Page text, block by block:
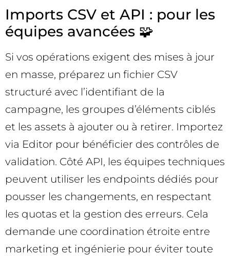
Imports CSV et API : pour les
équipes avancées 🧩
Si vos opérations exigent des mises à jour
en masse, préparez un fichier CSV
structuré avec l’identifiant de la
campagne, les groupes d’éléments ciblés
et les assets à ajouter ou à retirer. Importez
via Editor pour bénéficier des contrôles de
validation. Côté API, les équipes techniques
peuvent utiliser les endpoints dédiés pour
pousser les changements, en respectant
les quotas et la gestion des erreurs. Cela
demande une coordination étroite entre
marketing et ingénierie pour éviter toute